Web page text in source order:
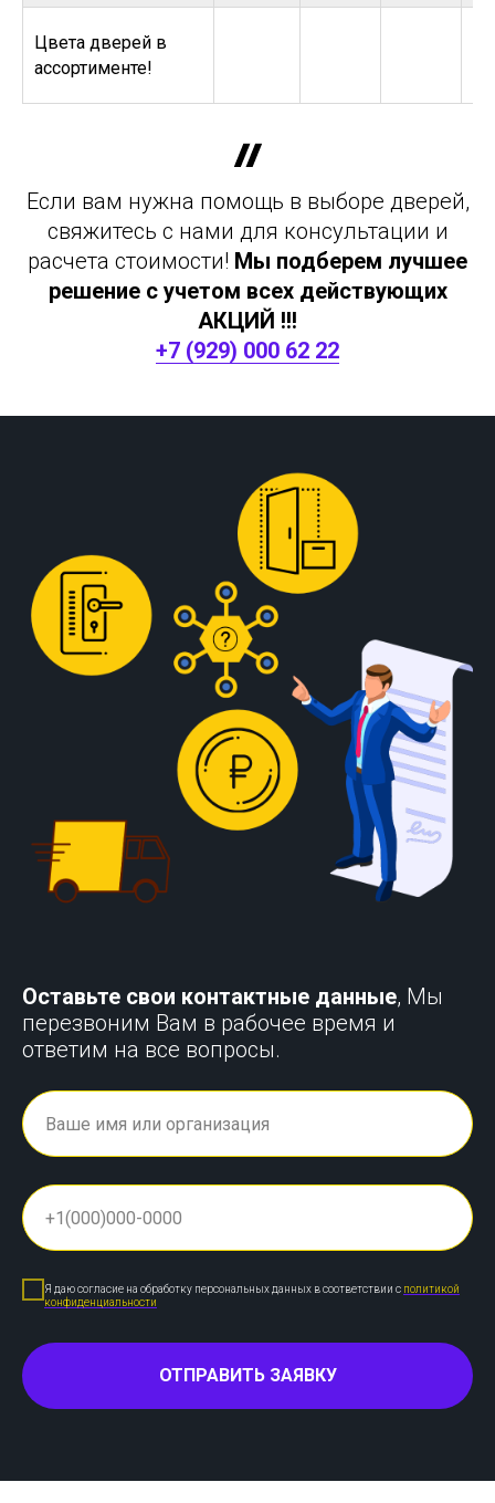
Цвета дверей в
ассортименте!
Если вам нужна помощь в выборе дверей,
свяжитесь с нами для консультации и
расчета стоимости! Мы подберем лучшее
решение с учетом всех действующих
АКЦИЙ !!!
+7 (929) 000 62 22
Оставьте свои контактные данные, Мы
перезвоним Вам в рабочее время и
ответим на все вопросы.
Я даю согласие на обработку персональных данных в соответствии с политикой
конфиденциальности
ОТПРАВИТЬ ЗАЯВКУ